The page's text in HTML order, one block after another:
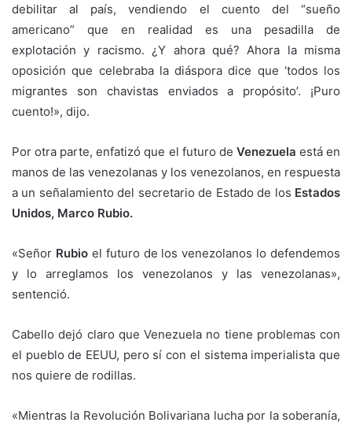
debilitar al país, vendiendo el cuento del “sueño
americano” que en realidad es una pesadilla de
explotación y racismo. ¿Y ahora qué? Ahora la misma
oposición que celebraba la diáspora dice que ‘todos los
migrantes son chavistas enviados a propósito’. ¡Puro
cuento!», dijo.
Por otra parte, enfatizó que el futuro de Venezuela está en
manos de las venezolanas y los venezolanos, en respuesta
a un señalamiento del secretario de Estado de los Estados
Unidos, Marco Rubio.
«Señor Rubioel futuro de los venezolanos lo defendemos
y lo arreglamos los venezolanos y las venezolanas»,
sentenció.
Cabello dejó claro que Venezuela no tiene problemas con
el pueblo de EEUU, pero sí con el sistema imperialista que
nos quiere de rodillas.
«Mientras la Revolución Bolivariana lucha por la soberanía,